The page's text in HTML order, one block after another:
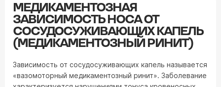
МЕДИКАМЕНТОЗНАЯ
ЗАВИСИМОСТЬ НОСА ОТ
СОСУДОСУЖИВАЮЩИХ КАПЕЛЬ
(МЕДИКАМЕНТОЗНЫЙ РИНИТ)
Зависимость от сосудосуживающих капель называется
«вазомоторный медикаментозный ринит». Заболевание